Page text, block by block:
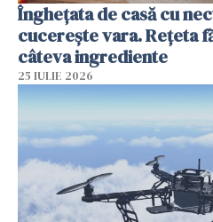
Înghețata de casă cu
cucerește vara. Rețeta
câteva ingrediente
25 IULIE 2026